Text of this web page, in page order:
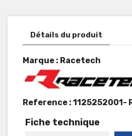
Détails du produit
Marque : Racetech
Reference : 1125252001-
Fiche technique